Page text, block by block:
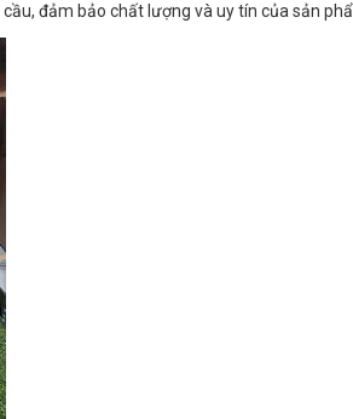
đảm bảo chất lượng và uy tín của sản